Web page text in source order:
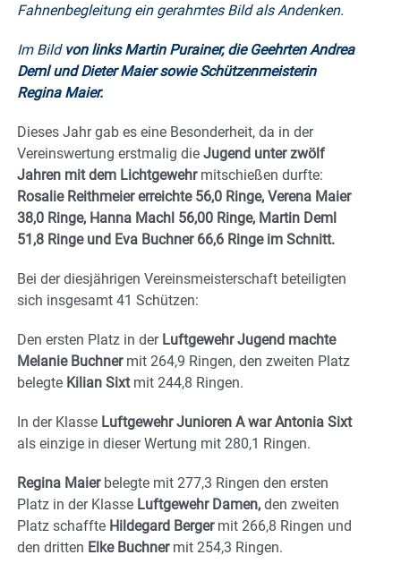
Fahnenbegleitung ein gerahmtes Bild als Andenken.
Im Bildvon links Martin Purainer, die Geehrten Andrea
Deml und Dieter Maier sowie Schützenmeisterin
Regina Maier.
Dieses Jahr gab es eine Besonderheit, da in der
Vereinswertung erstmalig die Jugend unter zwölf
Jahren mit dem Lichtgewehrmitschießen durfte:
Rosalie Reithmeier erreichte 56,0 Ringe, Verena Maier
38,0 Ringe, Hanna Machl 56,00 Ringe, Martin Deml
51,8 Ringe und Eva Buchner 66,6 Ringe im Schnitt.
Bei der diesjährigen Vereinsmeisterschaft beteiligten
sich insgesamt 41 Schützen:
Den ersten Platz in der Luftgewehr Jugend machte
Melanie Buchnermit 264,9 Ringen, den zweiten Platz
belegte Kilian Sixtmit 244,8 Ringen.
In der Klasse Luftgewehr Junioren A war Antonia Sixt
als einzige in dieser Wertung mit 280,1 Ringen.
Regina Maierbelegte mit 277,3 Ringen den ersten
Platz in der Klasse Luftgewehr Damen, den zweiten
Platz schaffte Hildegard Bergermit 266,8 Ringen und
den dritten Elke Buchnermit 254,3 Ringen.